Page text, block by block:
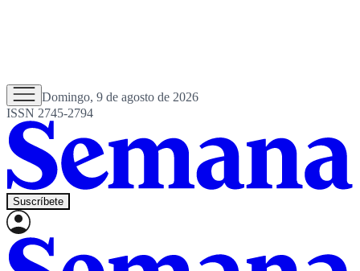
Domingo, 9 de agosto de 2026
ISSN 2745-2794
Suscríbete